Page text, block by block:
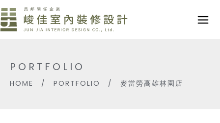
PORTFOLIO
HOME / PORTFOLIO / 麥當勞高雄林園店